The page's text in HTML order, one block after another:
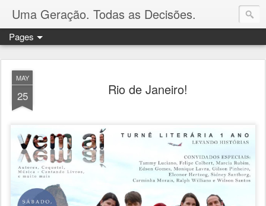
Uma Geração. Todas as Decisões.
Pages
MAY
25 Rio de Janeiro!